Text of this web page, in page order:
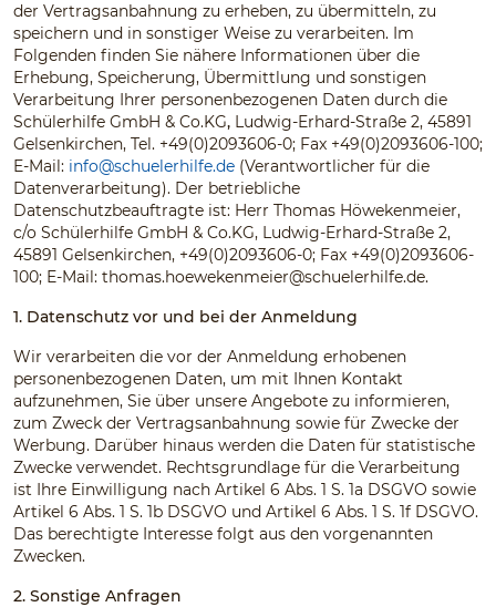
der Vertragsanbahnung zu erheben, zu übermitteln, zu
speichern und in sonstiger Weise zu verarbeiten. Im
Folgenden finden Sie nähere Informationen über die
Erhebung, Speicherung, Übermittlung und sonstigen
Verarbeitung Ihrer personenbezogenen Daten durch die
Schülerhilfe GmbH & Co.KG, Ludwig-Erhard-Straße 2, 45891
Gelsenkirchen, Tel. +49(0)2093606-0; Fax +49(0)2093606-100;
E-Mail: info@schuelerhilfe.de (Verantwortlicher für die
Datenverarbeitung). Der betriebliche
Datenschutzbeauftragte ist: Herr Thomas Höwekenmeier,
c/o Schülerhilfe GmbH & Co.KG, Ludwig-Erhard-Straße 2,
45891 Gelsenkirchen, +49(0)2093606-0; Fax +49(0)2093606-
100; E-Mail: thomas.hoewekenmeier@schuelerhilfe.de.
1. Datenschutz vor und bei der Anmeldung
Wir verarbeiten die vor der Anmeldung erhobenen
personenbezogenen Daten, um mit Ihnen Kontakt
aufzunehmen, Sie über unsere Angebote zu informieren,
zum Zweck der Vertragsanbahnung sowie für Zwecke der
Werbung. Darüber hinaus werden die Daten für statistische
Zwecke verwendet. Rechtsgrundlage für die Verarbeitung
ist Ihre Einwilligung nach Artikel 6 Abs. 1 S. 1a DSGVO sowie
Artikel 6 Abs. 1 S. 1b DSGVO und Artikel 6 Abs. 1 S. 1f DSGVO.
Das berechtigte Interesse folgt aus den vorgenannten
Zwecken.
2. Sonstige Anfragen